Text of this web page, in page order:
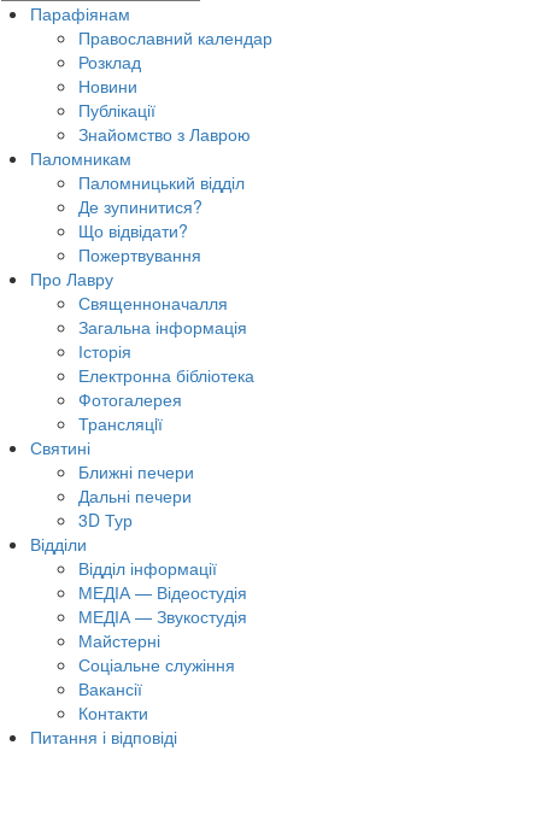
Парафіянам
Православний календар
Розклад
Новини
Публікації
Знайомство з Лаврою
Паломникам
Паломницький відділ
Де зупинитися?
Що відвідати?
Пожертвування
Про Лавру
Священноначалля
Загальна інформація
Історія
Електронна бібліотека
Фотогалерея
Трансляцiї
Святині
Ближні печери
Дальні печери
3D Тур
Відділи
Відділ інформації
МЕДІА — Відеостудія
МЕДІА — Звукостудія
Майстерні
Соціальне служіння
Вакансії
Контакти
Питання і відповіді